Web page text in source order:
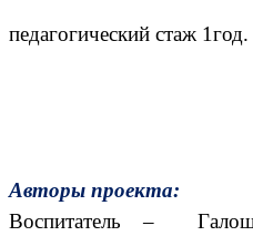
педагогический стаж 1год.
Авторы проекта:
Воспитатель –